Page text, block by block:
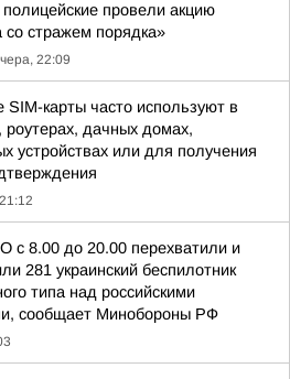
полицейские провели акцию
со стражем порядка»
22:09
SIM-карты часто используют в
роутерах, дачных домах,
устройствах или для получения
с 8.00 до 20.00 перехватили и
281 украинский беспилотник
типа над российскими
сообщает Минобороны РФ